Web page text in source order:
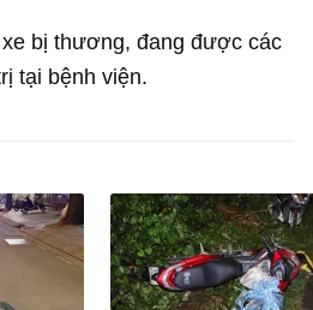
bị thương, đang được các
tại bệnh viện.